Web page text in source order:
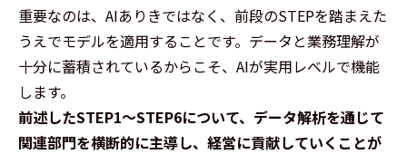
重要なのは、AIありきではなく、前段のSTEPを踏まえた
うえでモデルを適用することです。データと業務理解が
十分に蓄積されているからこそ、AIが実用レベルで機能
します。
前述したSTEP1～STEP6について、データ解析を通じて
関連部門を横断的に主導し、経営に貢献していくことが